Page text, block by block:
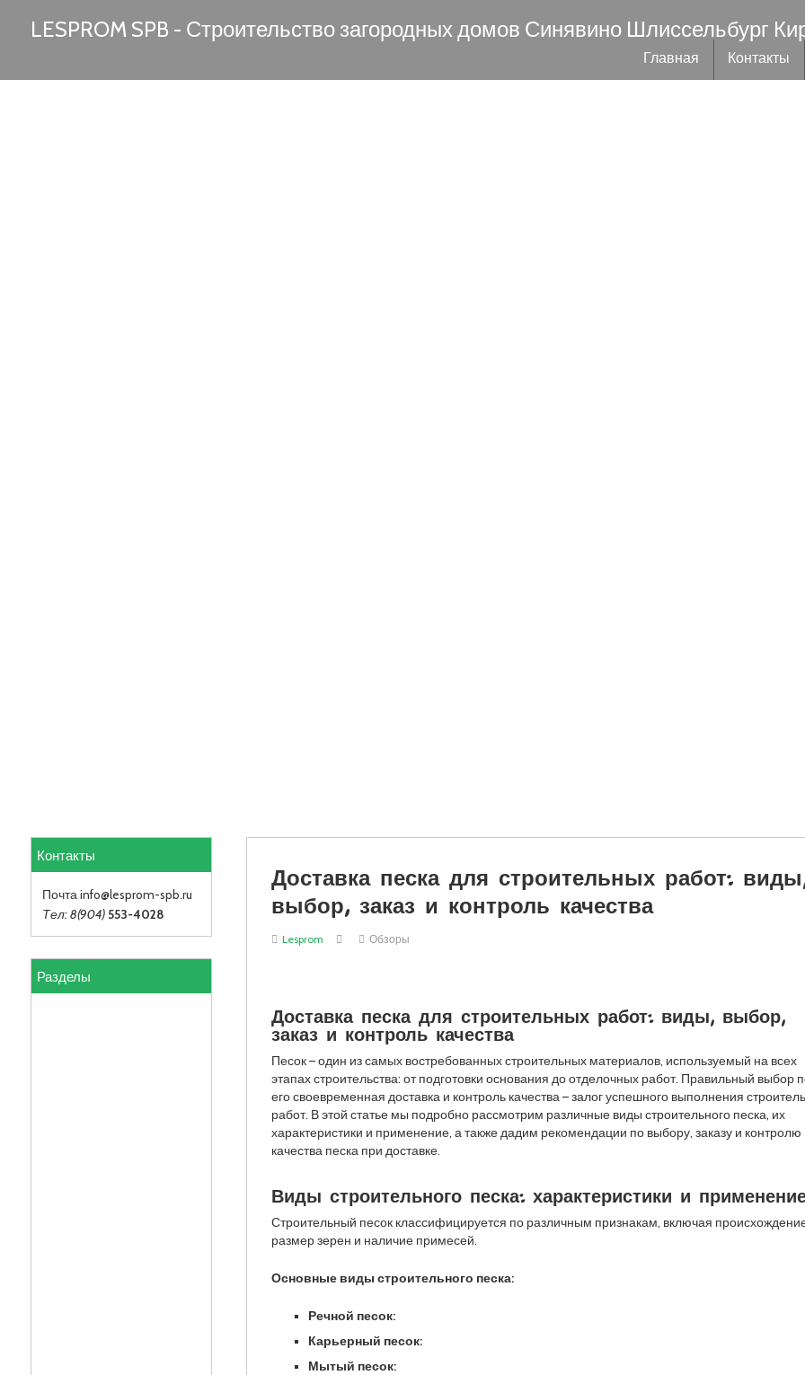
LESPROM SPB - Строительство загородных домов Синявино Шлиссельбург
Главная Контакты
Доставка песка для строительных работ:
выбор, заказ и контроль качества
Lesprom Обзоры
Доставка песка для строительных работ: виды, выбор,
заказ и контроль качества
Песок – один из самых востребованных строительных материалов, используемый на всех
этапах строительства: от подготовки основания до отделочных работ. Правильный выбор
его своевременная доставка и контроль качества – залог успешного выполнения
работ. В этой статье мы подробно рассмотрим различные виды строительного песка, их
характеристики и применение, а также дадим рекомендации по выбору, заказу и контролю
качества песка при доставке.
Виды строительного песка: характеристики и
Строительный песок классифицируется по различным признакам, включая
размер зерен и наличие примесей.
Основные виды строительного песка:
Речной песок:
Карьерный песок:
Мытый песок:
Контакты
Почта info@lesprom-spb.ru
Тел: 8(904) 553-4028
Разделы